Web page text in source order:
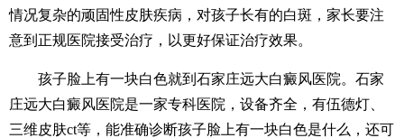
情况复杂的顽固性皮肤疾病，对孩子长有的白斑，家长要注
意到正规医院接受治疗，以更好保证治疗效果。
孩子脸上有一块白色就到石家庄远大白癜风医院。石家
庄远大白癜风医院是一家专科医院，设备齐全，有伍德灯、
三维皮肤ct等，能准确诊断孩子脸上有一块白色是什么，还可